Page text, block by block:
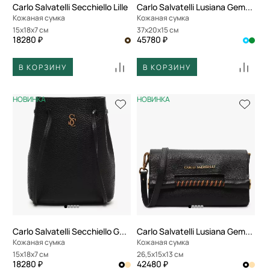
Carlo Salvatelli Secchiello Lille
Кожаная сумка
15x18x7 см
18280 ₽
В КОРЗИНУ
Carlo Salvatelli Lusiana Gemma
Кожаная сумка
37x20x15 см
45780 ₽
В КОРЗИНУ
НОВИНКА
Carlo Salvatelli Secchiello Gemma
Кожаная сумка
15x18x7 см
18280 ₽
НОВИНКА
Carlo Salvatelli Lusiana Gemma
Кожаная сумка
26,5x15x13 см
42480 ₽